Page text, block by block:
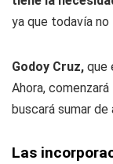
ya que todavía
Godoy Cruz, que
Ahora,
buscará sumar de
Las